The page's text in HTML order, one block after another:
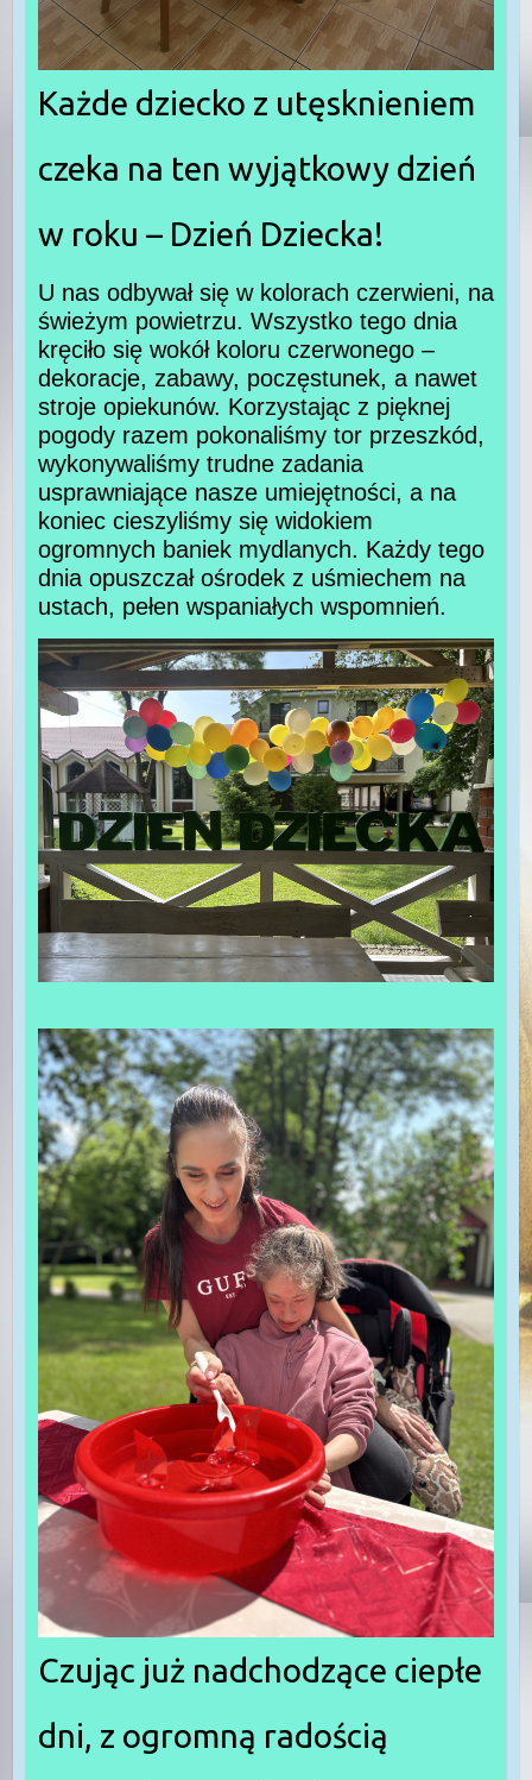
Każde dziecko z utęsknieniem
czeka na ten wyjątkowy dzień
w roku – Dzień Dziecka!
U nas odbywał się w kolorach czerwieni, na
świeżym powietrzu. Wszystko tego dnia
kręciło się wokół koloru czerwonego –
dekoracje, zabawy, poczęstunek, a nawet
stroje opiekunów. Korzystając z pięknej
pogody razem pokonaliśmy tor przeszkód,
wykonywaliśmy trudne zadania
usprawniające nasze umiejętności, a na
koniec cieszyliśmy się widokiem
ogromnych baniek mydlanych. Każdy tego
dnia opuszczał ośrodek z uśmiechem na
ustach, pełen wspaniałych wspomnień.
Czując już nadchodzące ciepłe
dni, z ogromną radością